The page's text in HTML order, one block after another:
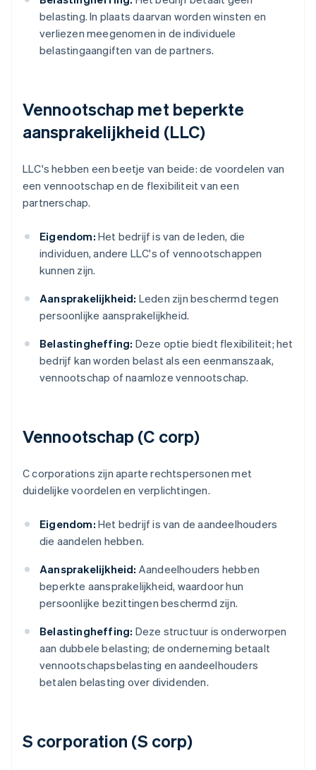
belasting. In plaats daarvan worden winsten en
verliezen meegenomen in de individuele
belastingaangiften van de partners.
Vennootschap met beperkte
aansprakelijkheid (LLC)
LLC's hebben een beetje van beide: de voordelen van
een vennootschap en de flexibiliteit van een
partnerschap.
Eigendom: Het bedrijf is van de leden, die
individuen, andere LLC's of vennootschappen
kunnen zijn.
Aansprakelijkheid: Leden zijn beschermd tegen
persoonlijke aansprakelijkheid.
Belastingheffing: Deze optie biedt flexibiliteit; het
bedrijf kan worden belast als een eenmanszaak,
vennootschap of naamloze vennootschap.
Vennootschap (C corp)
C corporations zijn aparte rechtspersonen met
duidelijke voordelen en verplichtingen.
Eigendom: Het bedrijf is van de aandeelhouders
die aandelen hebben.
Aansprakelijkheid: Aandeelhouders hebben
beperkte aansprakelijkheid, waardoor hun
persoonlijke bezittingen beschermd zijn.
Belastingheffing: Deze structuur is onderworpen
aan dubbele belasting; de onderneming betaalt
vennootschapsbelasting en aandeelhouders
betalen belasting over dividenden.
S corporation (S corp)